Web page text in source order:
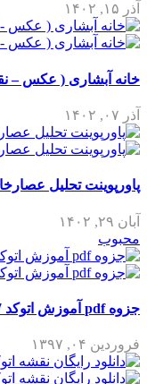
آذر ۱۵, ۱۴۰۲
خانه آبشاری ( عکس –
آذر ۰۷, ۱۴۰۲
پاورپوینت تحلیل عصارخانه
آبان ۲۹, ۱۴۰۲
محبوب
جزوه pdf آموزش اتوکد 2017
فروردین ۰۴, ۱۳۹۷